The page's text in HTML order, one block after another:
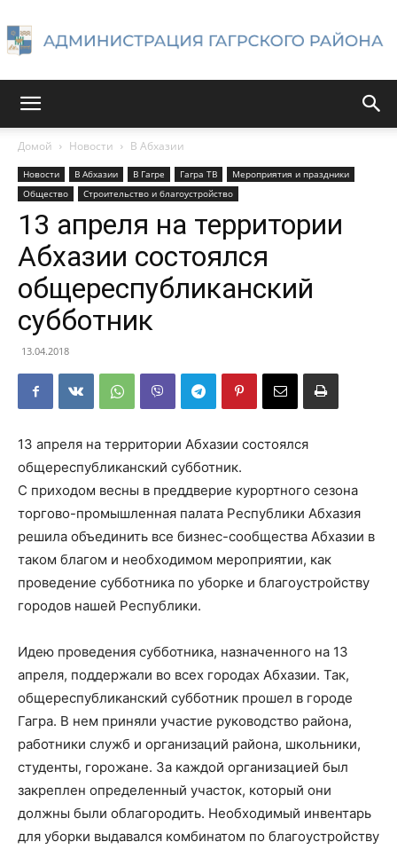
Гагрского
района
Домой Новости В Абхазии
Новости В Абхазии В Гагре Гагра ТВ
Мероприятия и праздники
Общество
Строительство и благоустройство
13 апреля на территории
Абхазии состоялся
общереспубликанский
субботник
13.04.2018
13 апреля на территории Абхазии состоялся
общереспубликанский субботник.
С приходом весны в преддверие курортного сезона
торгово-промышленная палата Республики Абхазия
решила объединить все бизнес-сообщества Абхазии в
таком благом и необходимом мероприятии, как
проведение субботника по уборке и благоустройству
городов нашей Республики.
Идею проведения субботника, назначенного на 13
апреля, поддержали во всех городах Абхазии. Так,
общереспубликанский субботник прошел в городе
Гагра. В нем приняли участие руководство района,
работники служб и организаций района, школьники,
студенты, горожане. За каждой организацией был
закреплен определенный участок, который они
должны были облагородить. Необходимый инвентарь
для уборки выдавался комбинатом по благоустройству